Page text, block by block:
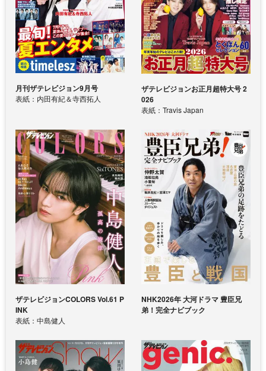
月刊ザテレビジョン9月号
表紙：内田有紀＆寺西拓人
ザテレビジョンお正月超特大号 2
026
表紙：Travis Japan
ザテレビジョンCOLORS Vol.61 P
INK
表紙：中島健人
NHK2026年 大河ドラマ 豊臣兄
弟！完全ナビブック